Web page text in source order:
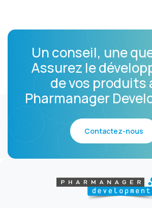
Un conseil, une
Assurez le
de vos produits
Pharmanager
Contactez-nous